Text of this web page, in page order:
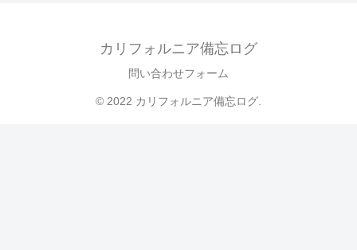
カリフォルニア備忘ログ
問い合わせフォーム
© 2022 カリフォルニア備忘ログ.